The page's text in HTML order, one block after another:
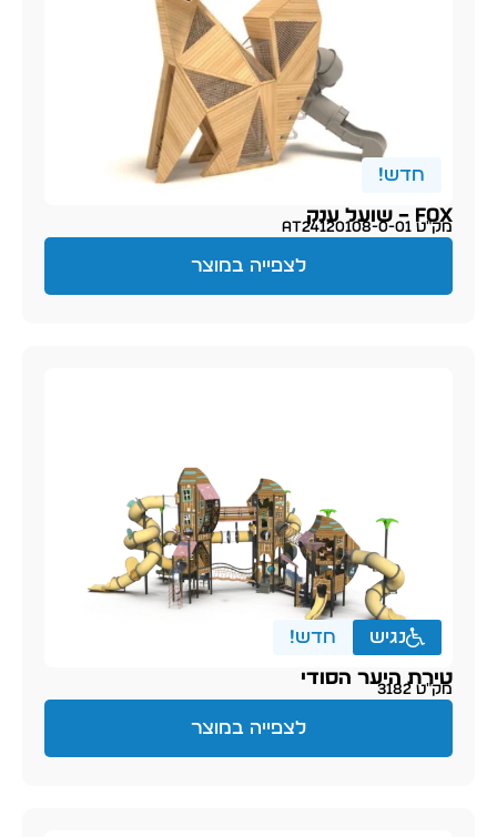
חדש!
Fox – שועל ענק
מק״ט AT24120108-0-01
לצפייה במוצר
נגיש חדש!
טירת היער הסודי
מק״ט 3182
לצפייה במוצר